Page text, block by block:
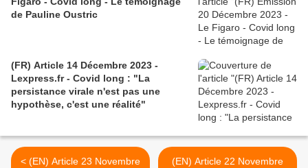
de Pauline Oustric
(FR) Article 14 Décembre 2023 -
Lexpress.fr - Covid long : "La
persistance virale n'est pas une
hypothèse, c'est une réalité"
< (EN) Article 23 Novembre
(EN) Article 22 Novembre